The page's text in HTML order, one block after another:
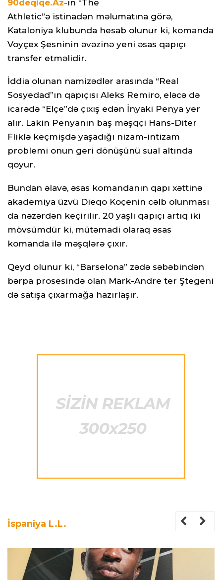
90deqiqe.Az-ın “The
Athletic”ə istinadən məlumatına görə,
Kataloniya klubunda hesab olunur ki, komanda
Voyçex Şesninin əvəzinə yeni əsas qapıçı
transfer etməlidir.
İddia olunan namizədlər arasında “Real
Sosyedad”ın qapıçısı Aleks Remiro, eləcə də
icarədə “Elçe”də çıxış edən İnyaki Penya yer
alır. Lakin Penyanın baş məşqçi Hans-Diter
Fliklə keçmişdə yaşadığı nizam-intizam
problemi onun geri dönüşünü sual altında
qoyur.
Bundan əlavə, əsas komandanın qapı xəttinə
akademiya üzvü Dieqo Koçenin cəlb olunması
da nəzərdən keçirilir. 20 yaşlı qapıçı artıq iki
mövsümdür ki, mütəmadi olaraq əsas
komanda ilə məşqlərə çıxır.
Qeyd olunur ki, “Barselona” zədə səbəbindən
bərpa prosesində olan Mark-Andre ter Ştegeni
də satışa çıxarmağa hazırlaşır.
İspaniya L.L.